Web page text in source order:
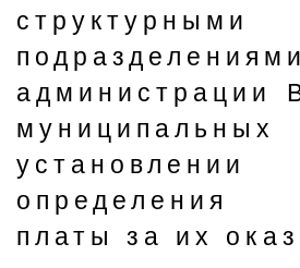
структурными
подразделениями
администрации
определения
платы за их